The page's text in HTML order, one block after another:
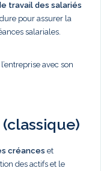
travail des salariés
pour assurer la
salariales.
avec son
créances et
des actifs et le